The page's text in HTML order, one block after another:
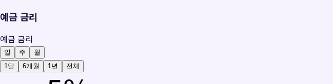
예금 금리
예금 금리
일 주
월
1달
6개월 1년 전체